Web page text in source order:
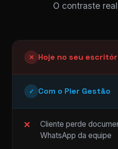
O contraste
✕ Hoje no seu
✓ Com o Pier Gestão
Cliente perde
WhatsApp da equipe